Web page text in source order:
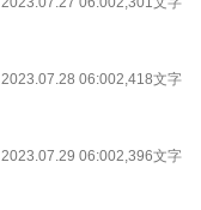
2023.07.28 06:002,418文字
2023.07.29 06:002,396文字